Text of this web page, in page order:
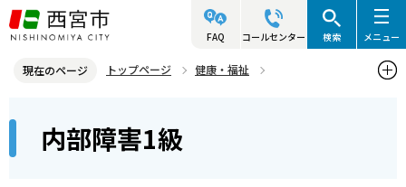
こ
の
ジ
先
FAQ コールセンター 検索 メニュー
現在のページ トップページ
健康・福祉
内部障害1級
こ
内部障害1級